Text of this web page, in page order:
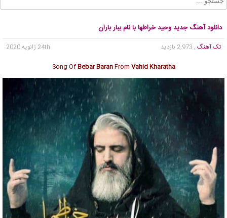
دانلود آهنگ جدید وحید خراطها با نام ببار باران
تک آهنگ , 2,973 بازدید
24th ژانویه 2020
Song OfBebar BaranFrom Vahid Kharatha